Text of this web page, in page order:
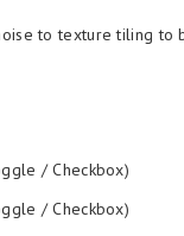
to texture tiling to
/ Checkbox)
/ Checkbox)